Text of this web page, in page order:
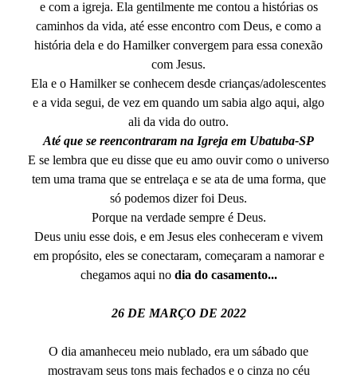
e com a igreja. Ela gentilmente me contou a histórias os
caminhos da vida, até esse encontro com Deus, e como a
história dela e do Hamilker convergem para essa conexão
com Jesus.
Ela e o Hamilker se conhecem desde crianças/adolescentes
e a vida segui, de vez em quando um sabia algo aqui, algo
ali da vida do outro.
Até que se reencontraram na Igreja em Ubatuba-SP
E se lembra que eu disse que eu amo ouvir como o universo
tem uma trama que se entrelaça e se ata de uma forma, que
só podemos dizer foi Deus.
Porque na verdade sempre é Deus.
Deus uniu esse dois, e em Jesus eles conheceram e vivem
em propósito, eles se conectaram, começaram a namorar e
chegamos aqui nodia do casamento...
26 DE MARÇO DE 2022
O dia amanheceu meio nublado, era um sábado que
mostravam seus tons mais fechados e o cinza no céu